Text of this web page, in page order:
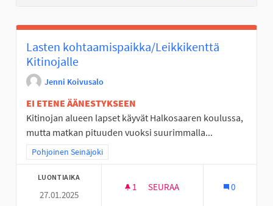
Lasten kohtaamispaikka/Leikkikenttä
Kitinojalle
Jenni Koivusalo
EI ETENE ÄÄNESTYKSEEN
Kitinojan alueen lapset käyvät Halkosaaren koulussa,
mutta matkan pituuden vuoksi suurimmalla...
Rajaa tulokset teeman mukaan: Pohjoinen Seinäjoki
Pohjoinen Seinäjoki
LUONTIAIKA
27.01.2025
1 1 SEURAAJA
SEURAA 0